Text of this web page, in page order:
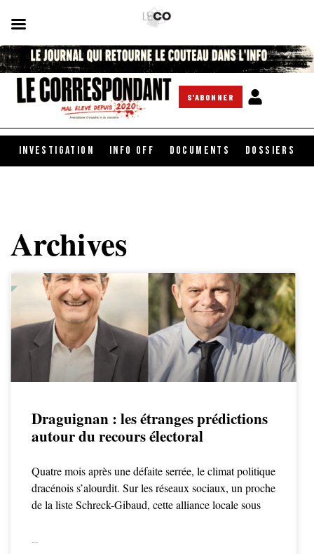
S'ABONNER
INVESTIGATION INFO OFF DOCUMENTS DOSSIERS
Archives
Draguignan : les étranges prédictions
autour du recours électoral
Quatre mois après une défaite serrée, le climat politique
dracénois s’alourdit. Sur les réseaux sociaux, un proche
de la liste Schreck-Gibaud, cette alliance locale sous